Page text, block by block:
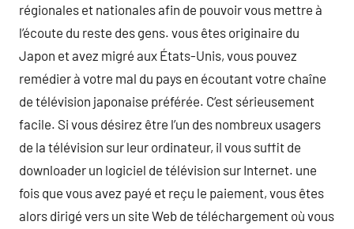
régionales et nationales afin de pouvoir vous mettre à
l’écoute du reste des gens. vous êtes originaire du
Japon et avez migré aux États-Unis, vous pouvez
remédier à votre mal du pays en écoutant votre chaîne
de télévision japonaise préférée. C’est sérieusement
facile. Si vous désirez être l’un des nombreux usagers
de la télévision sur leur ordinateur, il vous suffit de
downloader un logiciel de télévision sur Internet. une
fois que vous avez payé et reçu le paiement, vous êtes
alors dirigé vers un site Web de téléchargement où vous